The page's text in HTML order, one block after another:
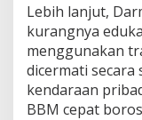
Lebih lanjut,
kurangnya
menggunakan
dicermati secara
kendaraan
BBM cepat